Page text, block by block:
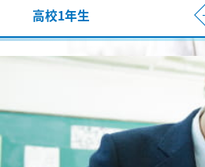
高校1年生